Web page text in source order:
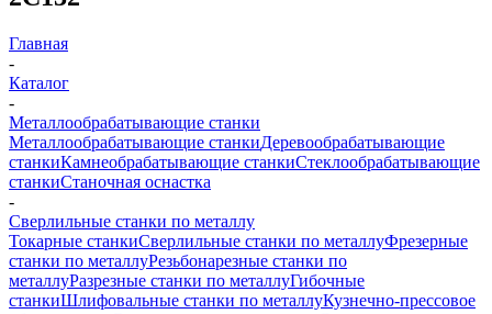
Главная
-
Каталог
-
Металлообрабатывающие станки
Металлообрабатывающие станкиДеревообрабатывающие
станкиКамнеобрабатывающие станкиСтеклообрабатывающие
станкиСтаночная оснастка
-
Сверлильные станки по металлу
Токарные станкиСверлильные станки по металлуФрезерные
станки по металлуРезьбонарезные станки по
металлуРазрезные станки по металлуГибочные
станкиШлифовальные станки по металлуКузнечно-прессовое